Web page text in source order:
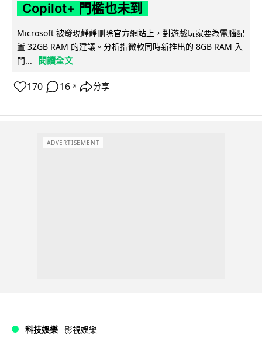
Copilot+ 門檻也未到
Microsoft 被發現靜靜刪除官方網站上，對遊戲玩家要為電腦配
置 32GB RAM 的建議。分析指微軟同時新推出的 8GB RAM 入
門...
閱讀全文
170 16 ↗ 分享
ADVERTISEMENT
科技娛樂 影視娛樂